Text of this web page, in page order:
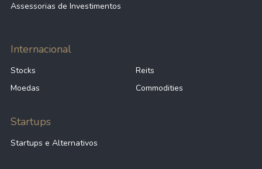
Assessorias de Investimentos
Internacional
Stocks
Reits
Moedas
Commodities
Startups
Startups e Alternativos